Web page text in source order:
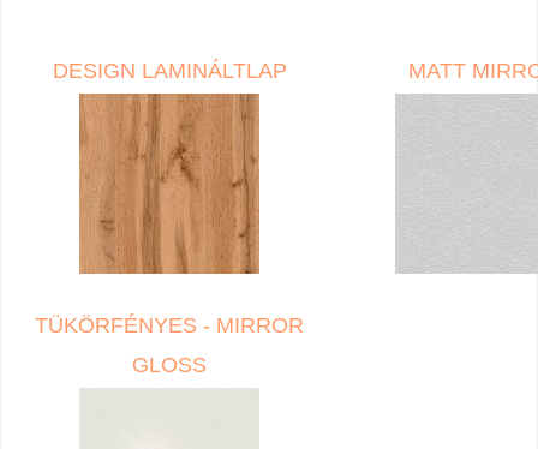
DESIGN LAMINÁLTLAP MATT
TÜKÖRFÉNYES - MIRROR
GLOSS